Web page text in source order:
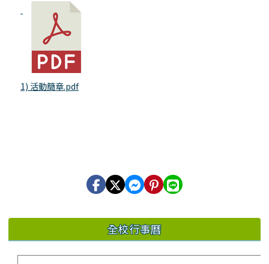
1) 活動簡章.pdf
全校行事曆